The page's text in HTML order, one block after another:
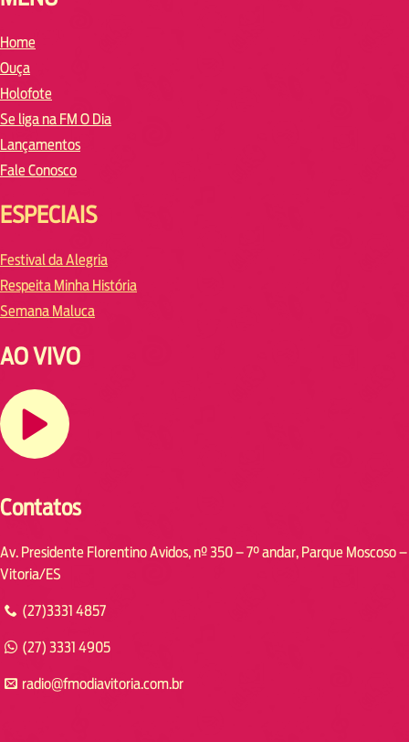
Home
Ouça
Holofote
Se liga na FM O Dia
Lançamentos
Fale Conosco
ESPECIAIS
Festival da Alegria
Respeita Minha História
Semana Maluca
AO VIVO
Contatos
Av. Presidente Florentino Avidos, nº 350 – 7° andar, Parque Moscoso –
Vitoria/ES
(27)3331 4857
(27) 3331 4905
radio@fmodiavitoria.com.br